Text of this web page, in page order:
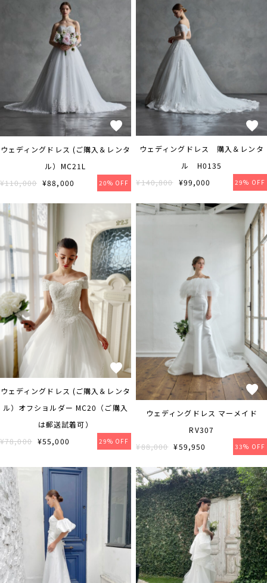
ウェディングドレス (ご購入＆レンタ
ル）MC21L
¥110,000 ¥88,000 20% OFF
ウェディングドレス 購入＆レンタ
ル H0135
¥140,800 ¥99,000 29% OFF
ウェディングドレス (ご購入＆レンタ
ル）オフショルダー MC20（ご購入
は郵送試着可）
¥78,000 ¥55,000 29% OFF
ウェディングドレス マーメイド
RV307
¥88,000 ¥59,950 33% OFF